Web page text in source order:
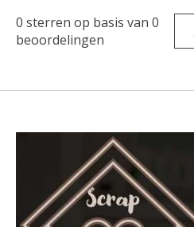
0 sterren op basis van 0
beoordelingen